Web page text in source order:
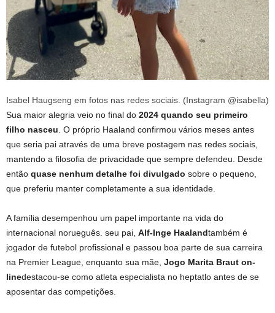
Isabel Haugseng em fotos nas redes sociais. (Instagram @isabella)
Sua maior alegria veio no final do 2024 quando seu primeiro
filho nasceu . O próprio Haaland confirmou vários meses antes
que seria pai através de uma breve postagem nas redes sociais,
mantendo a filosofia de privacidade que sempre defendeu. Desde
então quase nenhum detalhe foi divulgado sobre o pequeno,
que preferiu manter completamente a sua identidade.
A família desempenhou um papel importante na vida do
internacional norueguês. seu pai, Alf-Inge Haalandtambém é
jogador de futebol profissional e passou boa parte de sua carreira
na Premier League, enquanto sua mãe, Jogo Marita Braut on-
linedestacou-se como atleta especialista no heptatlo antes de se
aposentar das competições.